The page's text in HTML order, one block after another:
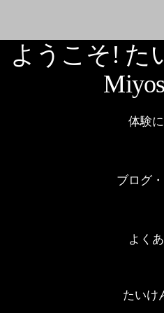
ようこそ! た
体験
ブログ
よく
たいけ